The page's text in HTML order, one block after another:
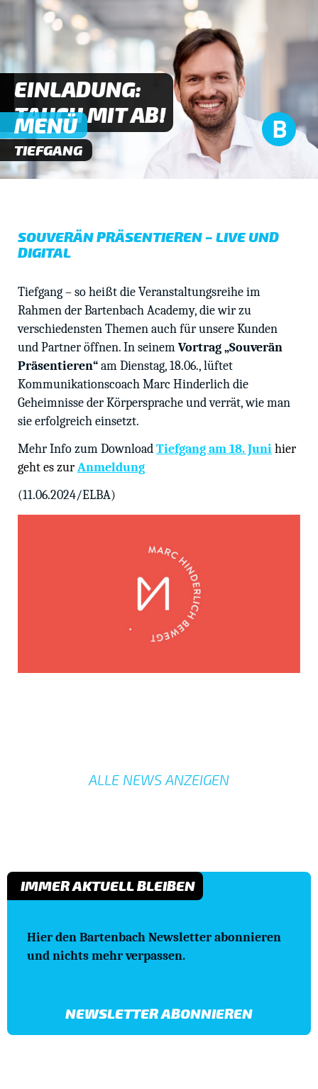
MENÜ
EINLADUNG:
TAUCH MIT AB!
TIEFGANG
SOUVERÄN PRÄSENTIEREN – LIVE UND
DIGITAL
Tiefgang – so heißt die Veranstaltungsreihe im
Rahmen der Bartenbach Academy, die wir zu
verschiedensten Themen auch für unsere Kunden
und Partner öffnen. In seinemVortrag „Souverän
Präsentieren“am Dienstag, 18.06., lüftet
Kommunikationscoach Marc Hinderlich die
Geheimnisse der Körpersprache und verrät, wie man
sie erfolgreich einsetzt.
Mehr Info zum DownloadTiefgang am 18. Junihier
geht es zurAnmeldung
(11.06.2024/ELBA)
ALLE NEWS ANZEIGEN
IMMER AKTUELL BLEIBEN
Hier den Bartenbach Newsletter abonnieren
und nichts mehr verpassen.
NEWSLETTER ABONNIEREN